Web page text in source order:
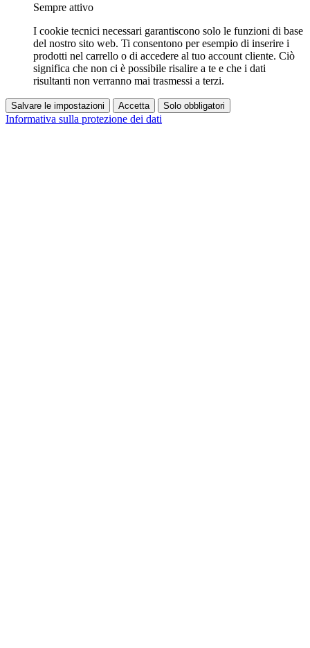
Sempre attivo
I cookie tecnici necessari garantiscono solo le funzioni di base
del nostro sito web. Ti consentono per esempio di inserire i
prodotti nel carrello o di accedere al tuo account cliente. Ciò
significa che non ci è possibile risalire a te e che i dati
risultanti non verranno mai trasmessi a terzi.
Salvare le impostazioni Accetta Solo obbligatori
Informativa sulla protezione dei dati